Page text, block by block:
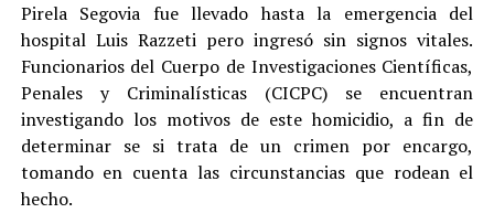
Pirela Segovia fue llevado hasta la emergencia del
hospital Luis Razzeti pero ingresó sin signos vitales.
Funcionarios del Cuerpo de Investigaciones Científicas,
Penales y Criminalísticas (CICPC) se encuentran
investigando los motivos de este homicidio, a fin de
determinar se si trata de un crimen por encargo,
tomando en cuenta las circunstancias que rodean el
hecho.